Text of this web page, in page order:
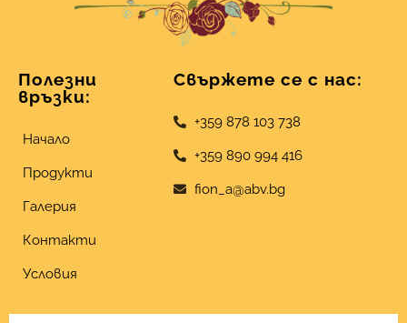
Полезни
връзки:
Начало
Продукти
Галерия
Контакти
Условия
Свържете се с нас:
+359 878 103 738
+359 890 994 416
fion_a@abv.bg